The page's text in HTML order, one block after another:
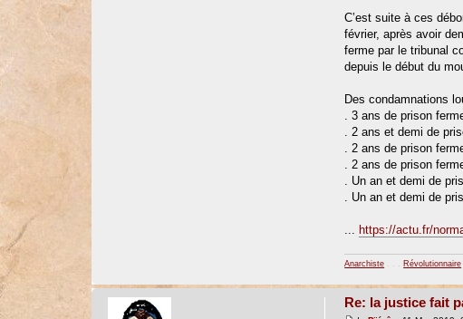
C’est suite à ces
février, après avoir
ferme par le tribunal
depuis le début du
Des condamnations
. 3 ans de prison
. 2 ans et demi de
. 2 ans de prison
. 2 ans de prison
. Un an et demi de
. Un an et demi de
https://actu.fr/
Anarchiste . . . Révolutionnaire
Re: la justice fait